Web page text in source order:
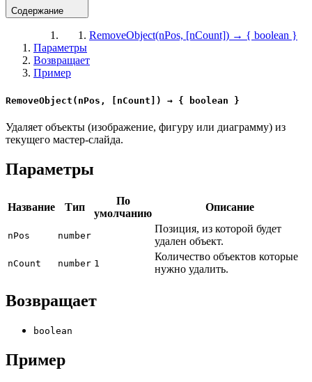
Содержание
RemoveObject(nPos, [nCount]) → { boolean }
Параметры
Возвращает
Пример
RemoveObject(nPos, [nCount]) → { boolean }
Удаляет объекты (изображение, фигуру или диаграмму) из
текущего мастер-слайда.
Параметры
Название Тип
По
умолчанию
Описание
nPos number
Позиция, из которой будет
удален объект.
nCount number 1
Количество объектов которые
нужно удалить.
Возвращает
boolean
Пример